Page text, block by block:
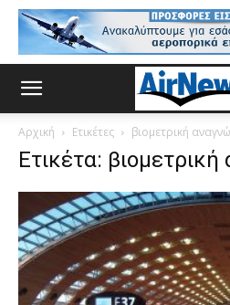
Αρχική Ετικέτες βιομετρική
Ετικέτα: